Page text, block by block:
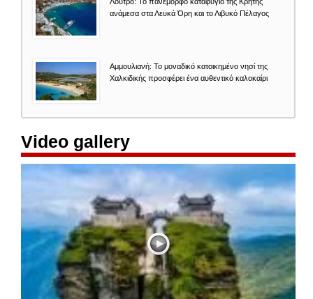
ανάμεσα στα Λευκά Όρη και το Λιβυκό Πέλαγος
Αμμουλιανή: Το μοναδικό κατοικημένο νησί της
Χαλκιδικής προσφέρει ένα αυθεντικό καλοκαίρι
Video gallery